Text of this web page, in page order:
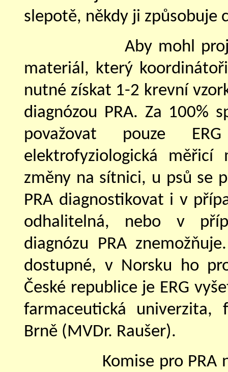
slepotě, někdy ji způsobuje
Aby mohl
materiál, který
nutné získat 1-2 krevní
diagnózou PRA. Za 100%
považovat pouze
elektrofyziologická
změny na sítnici, u psů se
PRA diagnostikovat i v
odhalitelná, nebo v
diagnózu PRA
dostupné, v Norsku ho
České republice je ERG
farmaceutická
Brně (MVDr. Raušer).
Komise pro PRA